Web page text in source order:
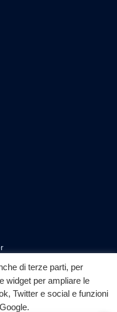
▶
di terze parti, per
widget per ampliare le
Twitter e social e funzioni